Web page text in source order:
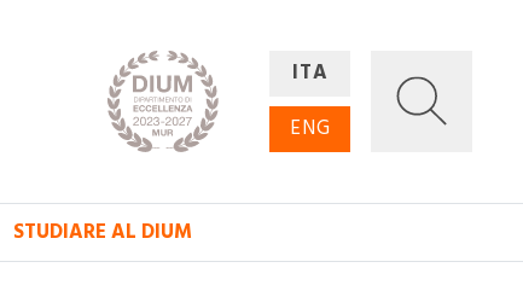
ITA
ENG
STUDIARE AL DIUM